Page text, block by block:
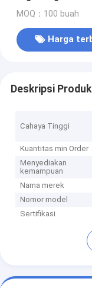
MOQ：100 buah
Harga
Deskripsi Produk
Cahaya Tinggi
Kuantitas min Order
Menyediakan
kemampuan
Nama merek
Nomor model
Sertifikasi